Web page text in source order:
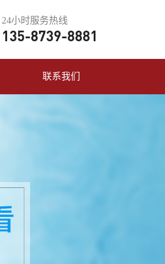
24小时服务热线
135-8739-8881
联系我们